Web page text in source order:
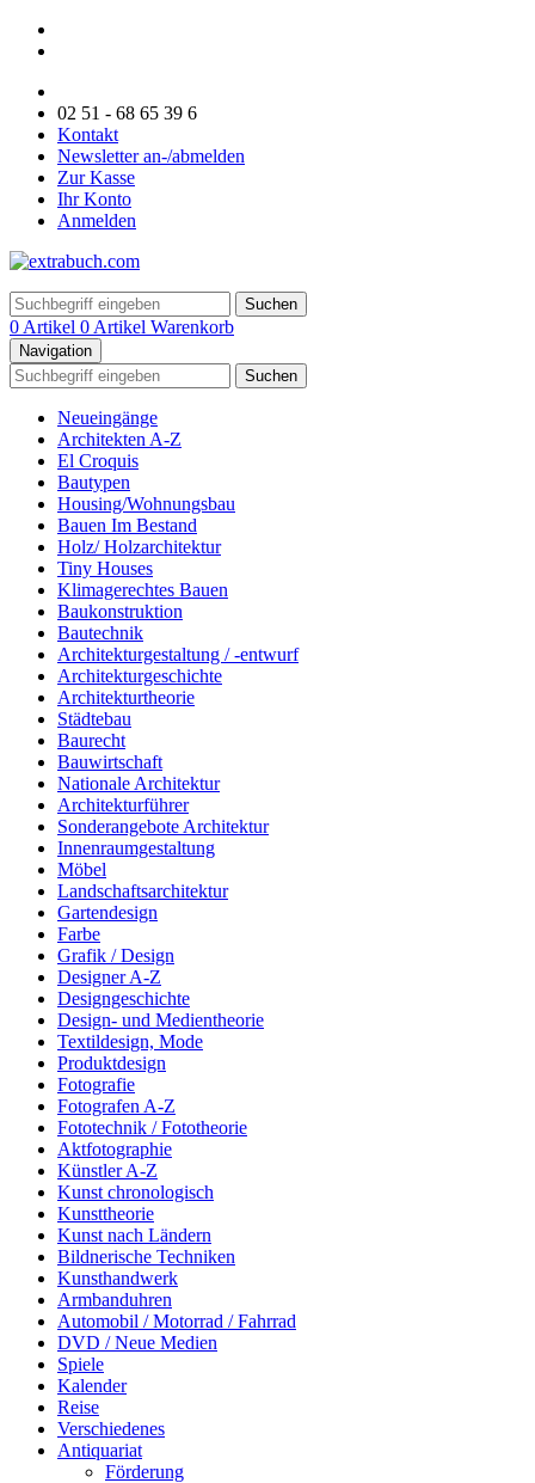
02 51 - 68 65 39 6
Kontakt
Newsletter an-/abmelden
Zur Kasse
Ihr Konto
Anmelden
Suchen
0 Artikel 0 Artikel Warenkorb
Navigation
Suchen
Neueingänge
Architekten A-Z
El Croquis
Bautypen
Housing/Wohnungsbau
Bauen Im Bestand
Holz/ Holzarchitektur
Tiny Houses
Klimagerechtes Bauen
Baukonstruktion
Bautechnik
Architekturgestaltung / -entwurf
Architekturgeschichte
Architekturtheorie
Städtebau
Baurecht
Bauwirtschaft
Nationale Architektur
Architekturführer
Sonderangebote Architektur
Innenraumgestaltung
Möbel
Landschaftsarchitektur
Gartendesign
Farbe
Grafik / Design
Designer A-Z
Designgeschichte
Design- und Medientheorie
Textildesign, Mode
Produktdesign
Fotografie
Fotografen A-Z
Fototechnik / Fototheorie
Aktfotographie
Künstler A-Z
Kunst chronologisch
Kunsttheorie
Kunst nach Ländern
Bildnerische Techniken
Kunsthandwerk
Armbanduhren
Automobil / Motorrad / Fahrrad
DVD / Neue Medien
Spiele
Kalender
Reise
Verschiedenes
Antiquariat
Förderung